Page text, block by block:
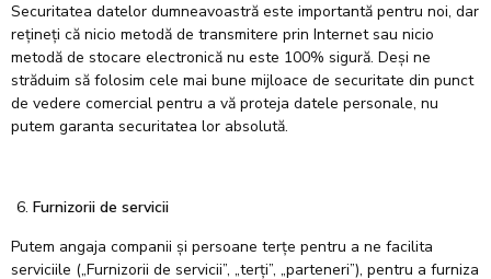
Securitatea datelor dumneavoastră este importantă pentru noi, dar
rețineți că nicio metodă de transmitere prin Internet sau nicio
metodă de stocare electronică nu este 100% sigură. Deși ne
străduim să folosim cele mai bune mijloace de securitate din punct
de vedere comercial pentru a vă proteja datele personale, nu
putem garanta securitatea lor absolută.
Furnizorii de servicii
Putem angaja companii și persoane terțe pentru a ne facilita
serviciile („Furnizorii de servicii”, „terți”, „parteneri”), pentru a furniza